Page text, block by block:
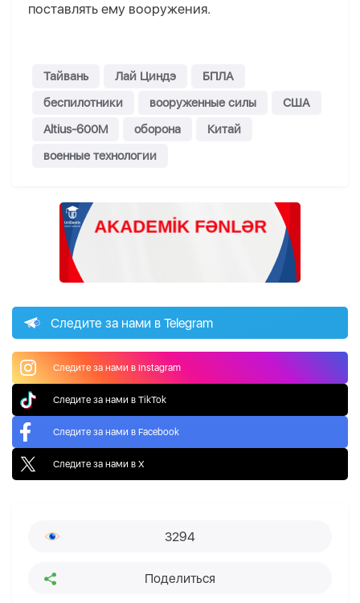
поставлять ему вооружения.
Тайвань Лай Циндэ
БПЛА
беспилотники
вооруженные силы
США
Altius-600M
оборона
Китай
военные технологии
Следите за нами в Telegram
Следите за нами в Instagram
Следите за нами в TikTok
Следите за нами в Facebook
Следите за нами в X
3294
Поделиться